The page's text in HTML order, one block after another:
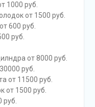
1000 руб.
от 1500 руб.
600 руб.
руб.
от 8000 руб.
руб.
от 11500 руб.
от 1500 руб.
руб.